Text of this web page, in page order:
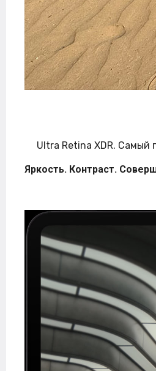
Ultra Retina XDR. Самый
Яркость. Контраст.